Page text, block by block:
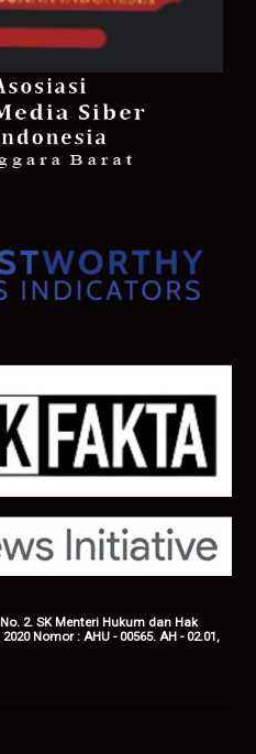
2. SK Menteri Hukum dan Hak
Nomor : AHU - 00565. AH - 02.01,